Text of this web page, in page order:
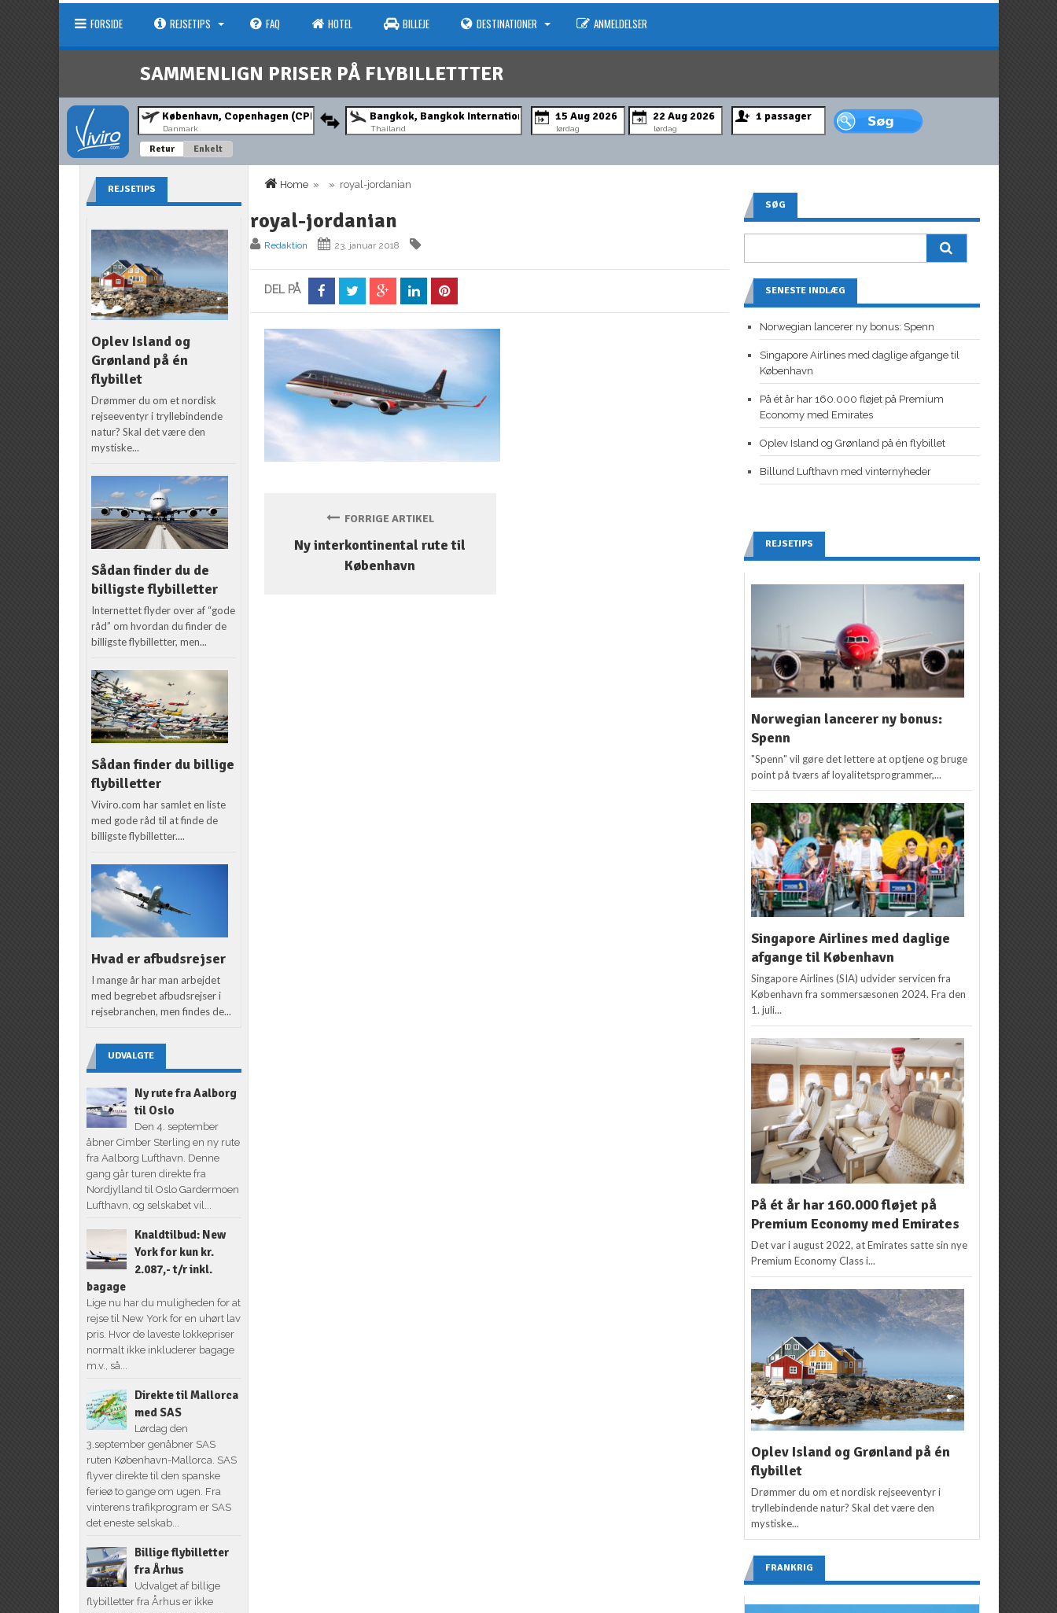
FORSIDE REJSETIPS FAQ HOTEL BILLEJE DESTINATIONER ANMELDELSER
SAMMENLIGN PRISER PÅ FLYBILLETTTER
Danmark Thailand lørdag lørdag
Retur Enkelt
Home » » royal-jordanian
royal-jordanian
Redaktion 23. januar 2018
DEL PÅ
FORRIGE ARTIKEL
Ny interkontinental rute til
København
REJSETIPS
Oplev Island og
Grønland på én
flybillet
Drømmer du om et nordisk
rejseeventyr i tryllebindende
natur? Skal det være den
mystiske...
Sådan finder du de
billigste flybilletter
Internettet flyder over af “gode
råd” om hvordan du finder de
billigste flybilletter, men...
Sådan finder du billige
flybilletter
Viviro.com har samlet en liste
med gode råd til at finde de
billigste flybilletter....
Hvad er afbudsrejser
I mange år har man arbejdet
med begrebet afbudsrejser i
rejsebranchen, men findes de...
UDVALGTE
Ny rute fra Aalborg
til Oslo
Den 4. september
åbner Cimber Sterling en ny rute
fra Aalborg Lufthavn. Denne
gang går turen direkte fra
Nordjylland til Oslo Gardermoen
Lufthavn, og selskabet vil...
Knaldtilbud: New
York for kun kr.
2.087,- t/r inkl.
bagage
Lige nu har du muligheden for at
rejse til New York for en uhørt lav
pris. Hvor de laveste lokkepriser
normalt ikke inkluderer bagage
m.v., så...
Direkte til Mallorca
med SAS
Lørdag den
3.september genåbner SAS
ruten København-Mallorca. SAS
flyver direkte til den spanske
ferieø to gange om ugen. Fra
vinterens trafikprogram er SAS
det eneste selskab...
Billige flybilletter
fra Århus
Udvalget af billige
flybilletter fra Århus er ikke
SØG
SENESTE INDLÆG
Norwegian lancerer ny bonus: Spenn
Singapore Airlines med daglige afgange til
København
På ét år har 160.000 fløjet på Premium
Economy med Emirates
Oplev Island og Grønland på én flybillet
Billund Lufthavn med vinternyheder
REJSETIPS
Norwegian lancerer ny bonus:
Spenn
"Spenn" vil gøre det lettere at optjene og bruge
point på tværs af loyalitetsprogrammer,...
Singapore Airlines med daglige
afgange til København
Singapore Airlines (SIA) udvider servicen fra
København fra sommersæsonen 2024. Fra den
1. juli...
På ét år har 160.000 fløjet på
Premium Economy med Emirates
Det var i august 2022, at Emirates satte sin nye
Premium Economy Class i...
Oplev Island og Grønland på én
flybillet
Drømmer du om et nordisk rejseeventyr i
tryllebindende natur? Skal det være den
mystiske...
FRANKRIG